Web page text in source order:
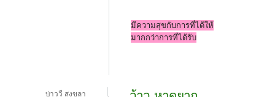
มีความสุขกับการที่ได้ให้
มากกว่าการที่ได้รับ
บ่าววี สงขลา